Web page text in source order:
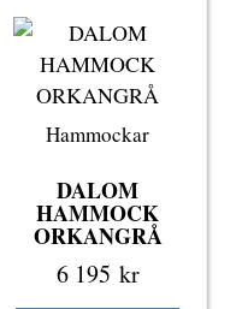
Hammockar
DALOM
HAMMOCK
ORKANGRÅ
6 195 kr